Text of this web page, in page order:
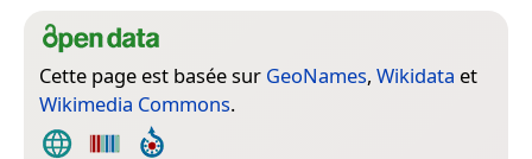
Cette page est basée sur GeoNames, Wikidata et
Wikimedia Commons.